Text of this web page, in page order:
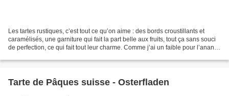
Les tartes rustiques, c’est tout ce qu’on aime : des bords croustillants et
caramélisés, une garniture qui fait la part belle aux fruits, tout ça sans souci
de perfection, ce qui fait tout leur charme. Comme j’ai un faible pour l’ananas
Tarte de Pâques suisse - Osterfladen